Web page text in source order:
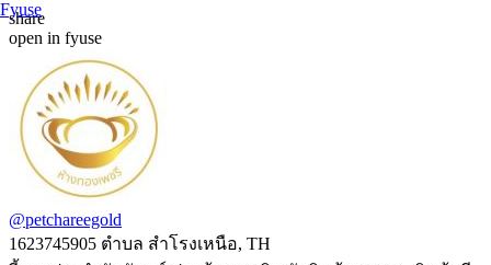
Fyuse
share
open in fyuse
@petchareegold
1623745905 ตำบล สำโรงเหนือ, TH